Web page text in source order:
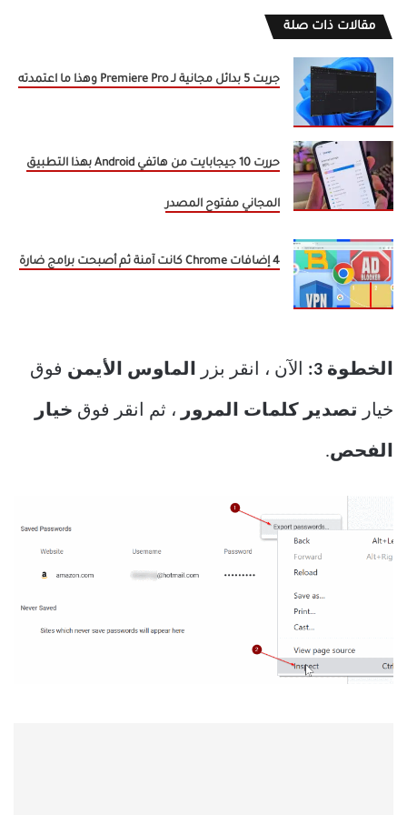
مقالات ذات صلة
جربت 5 بدائل مجانية لـ Premiere Pro وهذا ما اعتمدته
حررت 10 جيجابايت من هاتفي Android بهذا التطبيق
المجاني مفتوح المصدر
4 إضافات Chrome كانت آمنة ثم أصبحت برامج ضارة
الخطوة 3: الآن ، انقر بزر الماوس الأيمن فوق
خيار تصدير كلمات المرور ، ثم انقر فوق خيار
الفحص.